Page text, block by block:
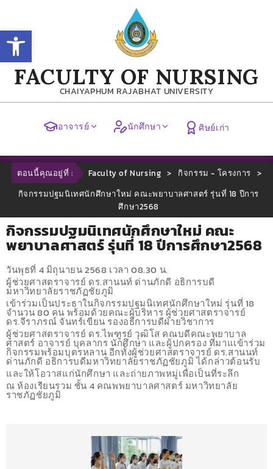
Open toolbar
FACULTY OF NURSING
CHAIYAPHUM RAJABHAT UNIVERSITY
อาจารย์ นักศึกษา ศิษย์เก่า
ตอนนี้คุณอยู่ที่ : Faculty of Nursing > กิจกรรม - โครงการ >
กิจกรรมปฐมนิเทศนักศึกษาใหม่ คณะพยาบาลศาสตร์ รุ่นที่ 18 ปีการ
ศึกษา2568
กิจกรรมปฐมนิเทศนักศึกษาใหม่ คณะ
พยาบาลศาสตร์ รุ่นที่ 18 ปีการศึกษา2568
วันพุธที่ 4 มิถุนายน 2568 เวลา 08.30 น.
ผู้ช่วยศาสตราจารย์ ดร.สานนท์ ด่านภักดี อธิการบดี
มหาวิทยาลัยราชภัฏชัยภูมิ
เข้าร่วมเป็นประธาในกิจกรรมปฐมนิเทศนักศึกษาใหม่ รุ่นที่ 18
จำนวน 80 คน พร้อมด้วยคณะผู้บริหาร ผู้ช่วยศาสตราจารย์
ดร.จีราภรณ์ จันทร์เขียน รองอธิการบดีฝ่ายวิชาการ
ผู้ช่วยศาสตราจารย์ ดร.ไพฑูรย์ วุฒิโส คณบดีคณะพยาบาล
ศาสตร์ อาจารย์ บุคลากร นักศึกษา และผู้ปกครอง ที่มาแเข้าร่วม
กิจกรรมพร้อมบุตรหลาน อีกทั้งผู้ช่วยศาสตราจารย์ ดร.สานนท์
ด่านภักดี อธิการบดีมหาวิทยาลัยราชภัฏชัยภูมิ ได้กล่าวต้อนรับ
และให้โอวาสแก่นักศึกษา และถ่ายภาพหมู่เพื่อเป็นที่ระลึก
ณ ห้องเรียนรวม ชั้น 4 คณพพยาบาลศาสตร์ มหาวิทยาลัย
ราชภัฏชัยภูมิ